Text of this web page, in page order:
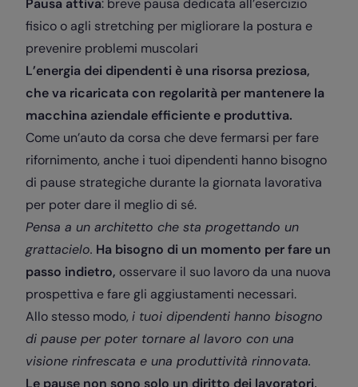
Pausa attiva: breve pausa dedicata all’esercizio
fisico o agli stretching per migliorare la postura e
prevenire problemi muscolari
L’energia dei dipendenti è una risorsa preziosa,
che va ricaricata con regolarità per mantenere la
macchina aziendale efficiente e produttiva.
Come un’auto da corsa che deve fermarsi per fare
rifornimento, anche i tuoi dipendenti hanno bisogno
di pause strategiche durante la giornata lavorativa
per poter dare il meglio di sé.
Pensa a un architetto che sta progettando un
grattacielo. Ha bisogno di un momento per fare un
passo indietro, osservare il suo lavoro da una nuova
prospettiva e fare gli aggiustamenti necessari.
Allo stesso modo, i tuoi dipendenti hanno bisogno
di pause per poter tornare al lavoro con una
visione rinfrescata e una produttività rinnovata.